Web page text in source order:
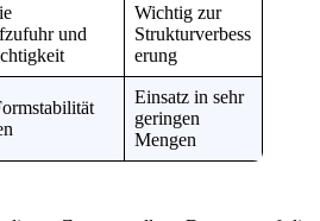
und
Wichtig zur
Strukturverbess
erung
Einsatz in sehr
geringen
Mengen